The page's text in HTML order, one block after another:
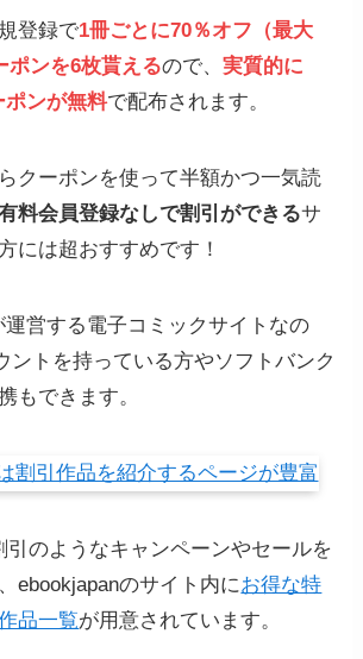
登録で1冊ごとに70％オフ（最大
ポンを6枚貰えるので、実質的に
ポンが無料で配布されます。
クーポンを使って半額かつ一気読
料会員登録なしで割引ができるサ
には超おすすめです！
運営する電子コミックサイトなの
ントを持っている方やソフトバンク
もできます。
引のようなキャンペーンやセールを
ebookjapanのサイト内にお得な特
品一覧が用意されています。